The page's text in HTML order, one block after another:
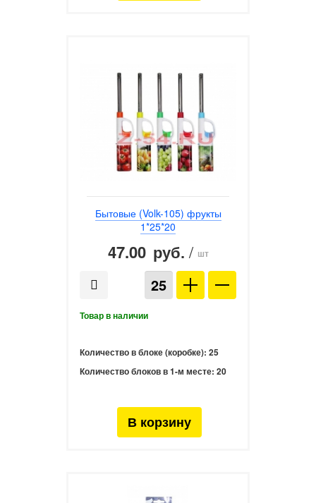
Бытовые (Volk-105) фрукты
1*25*20
47.00 руб. / шт
Количество в блоке (коробке): 25
Количество блоков в 1-м месте: 20